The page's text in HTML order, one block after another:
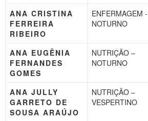
ANA CRISTINA
FERREIRA
RIBEIRO
ENFERMAGEM -
NOTURNO
ANA EUGÊNIA
FERNANDES
GOMES
NUTRIÇÃO –
NOTURNO
ANA JULLY
GARRETO DE
SOUSA ARAÚJO
NUTRIÇÃO –
VESPERTINO